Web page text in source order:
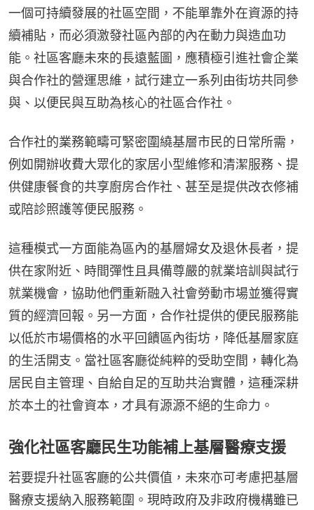
一個可持續發展的社區空間，不能單靠外在資源的持
續補貼，而必須激發社區內部的內在動力與造血功
能。社區客廳未來的長遠藍圖，應積極引進社會企業
與合作社的營運思維，試行建立一系列由街坊共同參
與、以便民與互助為核心的社區合作社。
合作社的業務範疇可緊密圍繞基層市民的日常所需，
例如開辦收費大眾化的家居小型維修和清潔服務、提
供健康餐食的共享廚房合作社、甚至是提供改衣修補
或陪診照護等便民服務。
這種模式一方面能為區內的基層婦女及退休長者，提
供在家附近、時間彈性且具備尊嚴的就業培訓與試行
就業機會，協助他們重新融入社會勞動市場並獲得實
質的經濟回報。另一方面，合作社提供的便民服務能
以低於市場價格的水平回饋區內街坊，降低基層家庭
的生活開支。當社區客廳從純粹的受助空間，轉化為
居民自主管理、自給自足的互助共治實體，這種深耕
於本土的社會資本，才具有源源不絕的生命力。
強化社區客廳民生功能補上基層醫療支援
若要提升社區客廳的公共價值，未來亦可考慮把基層
醫療支援納入服務範圍。現時政府及非政府機構雖已